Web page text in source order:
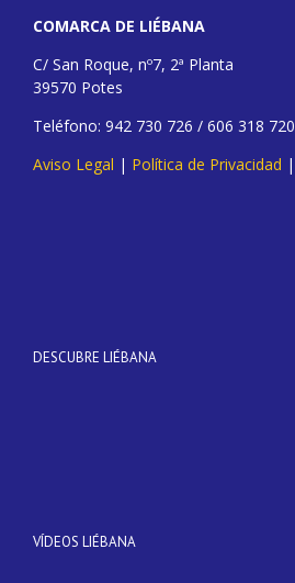
COMARCA DE LIÉBANA
C/ San Roque, nº7, 2ª Planta
39570 Potes
Teléfono: 942 730 726 / 606 318 720
Aviso Legal | Política de Privacidad |
DESCUBRE LIÉBANA
VÍDEOS LIÉBANA